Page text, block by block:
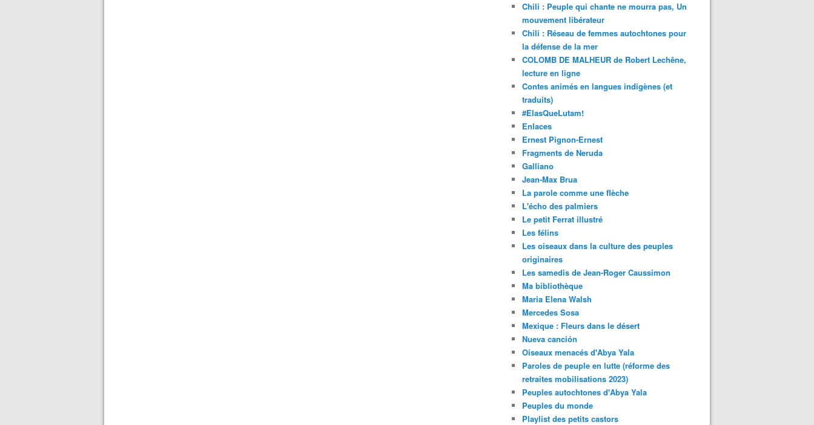
Chili : Peuple qui chante ne mourra pas, Un
mouvement libérateur
Chili : Réseau de femmes autochtones pour
la défense de la mer
COLOMB DE MALHEUR de Robert Lechêne,
lecture en ligne
Contes animés en langues indigènes (et
traduits)
#ElasQueLutam!
Enlaces
Ernest Pignon-Ernest
Fragments de Neruda
Galliano
Jean-Max Brua
La parole comme une flèche
L'écho des palmiers
Le petit Ferrat illustré
Les félins
Les oiseaux dans la culture des peuples
originaires
Les samedis de Jean-Roger Caussimon
Ma bibliothèque
Maria Elena Walsh
Mercedes Sosa
Mexique : Fleurs dans le désert
Nueva canción
Oiseaux menacés d'Abya Yala
Paroles de peuple en lutte (réforme des
retraites mobilisations 2023)
Peuples autochtones d'Abya Yala
Peuples du monde
Playlist des petits castors